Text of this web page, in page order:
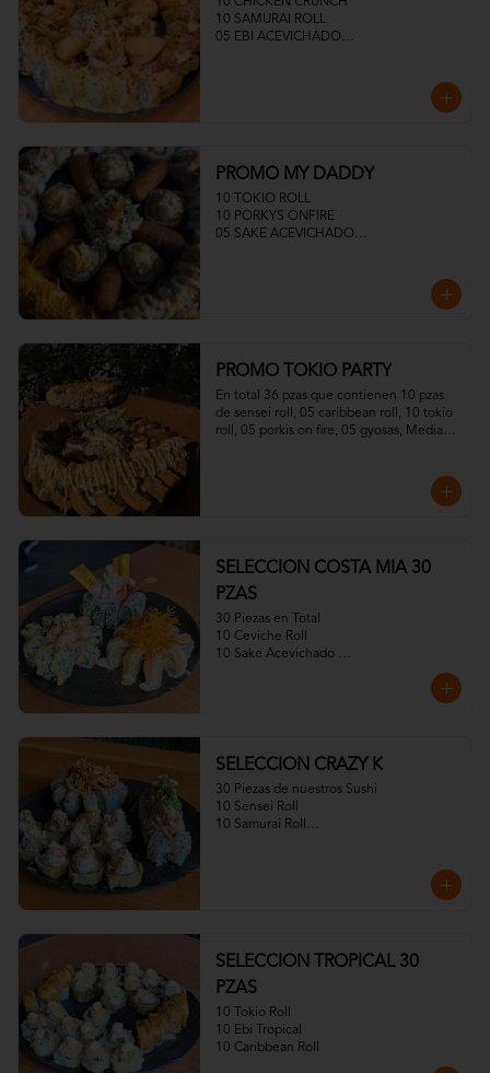
10 SAMURAI ROLL
05 EBI ACEVICHADO
PROMO MY DADDY
10 TOKIO ROLL
10 PORKYS ONFIRE
05 SAKE ACEVICHADO
PROMO TOKIO PARTY
En total 36 pzas que contienen 10 pzas
de sensei roll, 05 caribbean roll, 10 tokio
roll, 05 porkis on fire, 05 gyosas, Media
SELECCION COSTA MIA 30
PZAS
30 Piezas en Total
10 Ceviche Roll
10 Sake Acevichado
SELECCION CRAZY K
30 Piezas de nuestros Sushi
10 Sensei Roll
10 Samurai Roll
SELECCION TROPICAL 30
PZAS
10 Tokio Roll
10 Ebi Tropical
10 Caribbean Roll